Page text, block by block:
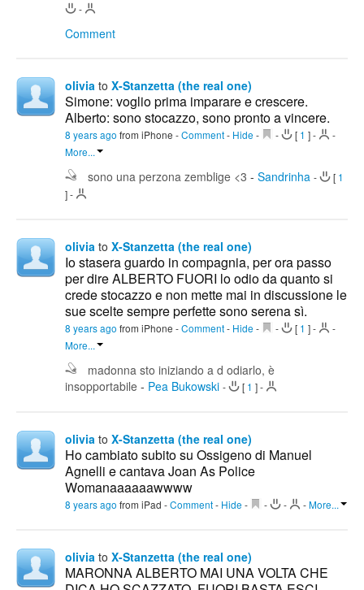
-
Comment
olivia to X-Stanzetta (the real one)
Simone: voglio prima imparare e crescere.
Alberto: sono stocazzo, sono pronto a vincere.
8 years ago from iPhone -Comment- Hide - - [ 1 ]-
-
More...
sono una perzona zemblige <3 - Sandrinha - [ 1
]-
olivia to X-Stanzetta (the real one)
Io stasera guardo in compagnia, per ora passo
per dire ALBERTO FUORI lo odio da quanto si
crede stocazzo e non mette mai in discussione le
sue scelte sempre perfette sono serena sì.
8 years ago from iPhone -Comment- Hide - - [ 1 ]-
-
More...
madonna sto iniziando a d odiarlo, è
insopportabile - Pea Bukowski - [ 1 ]-
olivia to X-Stanzetta (the real one)
Ho cambiato subito su Ossigeno di Manuel
Agnelli e cantava Joan As Police
Womanaaaaaawwww
8 years ago from iPad -Comment- Hide - - - -More...
olivia to X-Stanzetta (the real one)
MARONNA ALBERTO MAI UNA VOLTA CHE